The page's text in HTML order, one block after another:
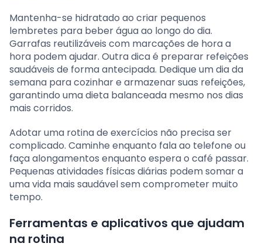
Mantenha-se hidratado ao criar pequenos
lembretes para beber água ao longo do dia.
Garrafas reutilizáveis com marcações de hora a
hora podem ajudar. Outra dica é preparar refeições
saudáveis de forma antecipada. Dedique um dia da
semana para cozinhar e armazenar suas refeições,
garantindo uma dieta balanceada mesmo nos dias
mais corridos.
Adotar uma rotina de exercícios não precisa ser
complicado. Caminhe enquanto fala ao telefone ou
faça alongamentos enquanto espera o café passar.
Pequenas atividades físicas diárias podem somar a
uma vida mais saudável sem comprometer muito
tempo.
Ferramentas e aplicativos que ajudam
na rotina